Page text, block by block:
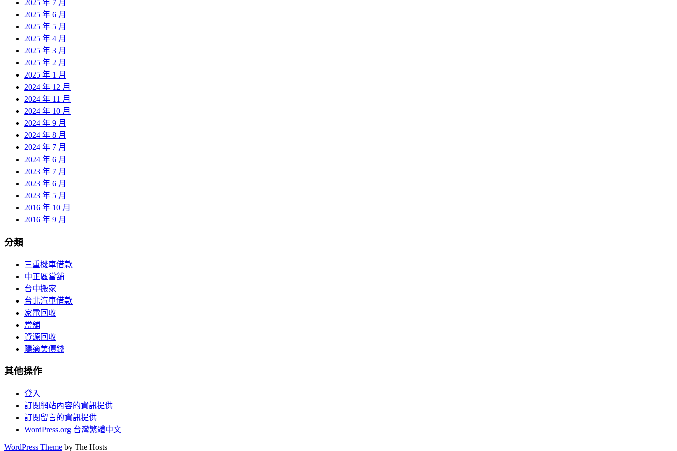
2025 年 7 月
2025 年 6 月
2025 年 5 月
2025 年 4 月
2025 年 3 月
2025 年 2 月
2025 年 1 月
2024 年 12 月
2024 年 11 月
2024 年 10 月
2024 年 9 月
2024 年 8 月
2024 年 7 月
2024 年 6 月
2023 年 7 月
2023 年 6 月
2023 年 5 月
2016 年 10 月
2016 年 9 月
分類
三重機車借款
中正區當舖
台中搬家
台北汽車借款
家電回收
當舖
資源回收
隱適美價錢
其他操作
登入
訂閱網站內容的資訊提供
訂閱留言的資訊提供
WordPress.org 台灣繁體中文
WordPress Theme by The Hosts